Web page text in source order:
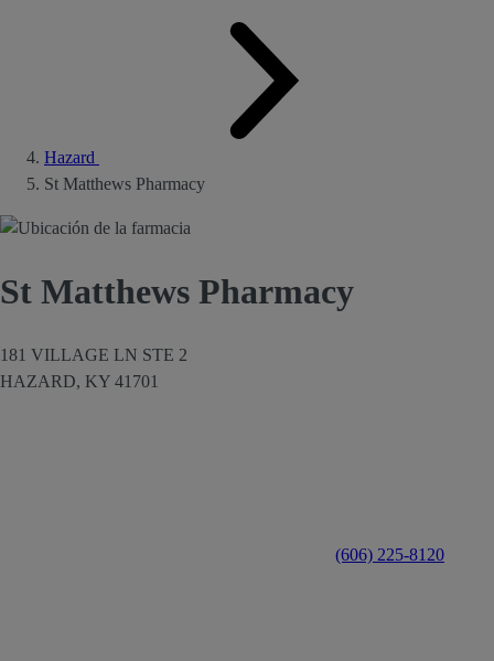
Hazard
St Matthews Pharmacy
St Matthews Pharmacy
181 VILLAGE LN STE 2
HAZARD, KY 41701
(606) 225-8120